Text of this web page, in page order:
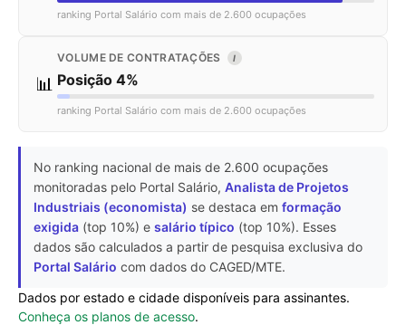
ranking Portal Salário com mais de 2.600 ocupações
📊
VOLUME DE CONTRATAÇÕES I
Posição 4%
ranking Portal Salário com mais de 2.600 ocupações
No ranking nacional de mais de 2.600 ocupações
monitoradas pelo Portal Salário, Analista de Projetos
Industriais (economista) se destaca em formação
exigida (top 10%) e salário típico (top 10%). Esses
dados são calculados a partir de pesquisa exclusiva do
Portal Salário com dados do CAGED/MTE.
Dados por estado e cidade disponíveis para assinantes.
Conheça os planos de acesso.